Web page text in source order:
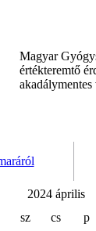
Magyar
értékteremtő
2024 április
sz cs p